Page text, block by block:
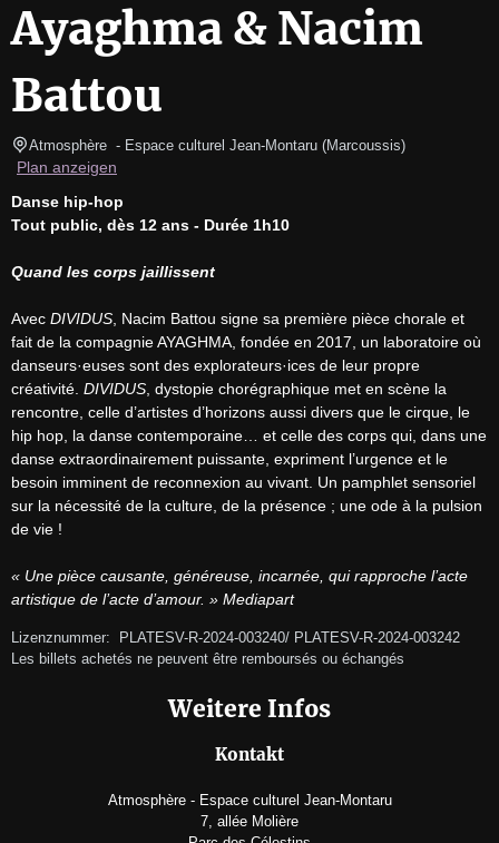
Ayaghma & Nacim
Battou
Atmosphère - Espace culturel Jean-Montaru (Marcoussis)
Plan anzeigen
Danse hip-hop
Tout public, dès 12 ans - Durée 1h10
Quand les corps jaillissent
Avec DIVIDUS , Nacim Battou signe sa première pièce chorale et
fait de la compagnie AYAGHMA, fondée en 2017, un laboratoire où
danseurs·euses sont des explorateurs·ices de leur propre
créativité. DIVIDUS , dystopie chorégraphique met en scène la
rencontre, celle d’artistes d’horizons aussi divers que le cirque, le
hip hop, la danse contemporaine… et celle des corps qui, dans une
danse extraordinairement puissante, expriment l’urgence et le
besoin imminent de reconnexion au vivant. Un pamphlet sensoriel
sur la nécessité de la culture, de la présence ; une ode à la pulsion
de vie !
« Une pièce causante, généreuse, incarnée, qui rapproche l’acte
artistique de l’acte d’amour. » Mediapart
Lizenznummer:  PLATESV-R-2024-003240/ PLATESV-R-2024-003242
Les billets achetés ne peuvent être remboursés ou échangés
Weitere Infos
Kontakt
Atmosphère - Espace culturel Jean-Montaru
7, allée Molière